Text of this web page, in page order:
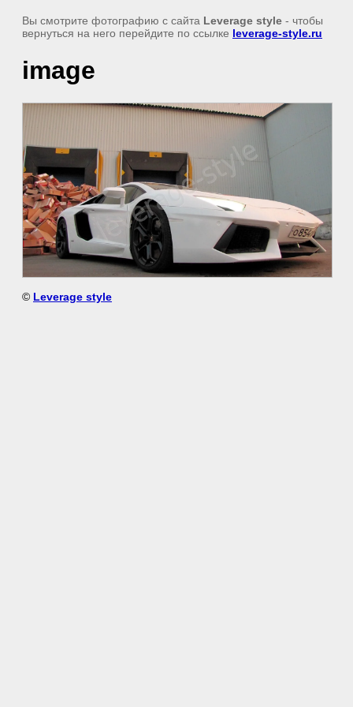
Вы смотрите фотографию с сайта Leverage style - чтобы
вернуться на него перейдите по ссылке leverage-style.ru
image
© Leverage style